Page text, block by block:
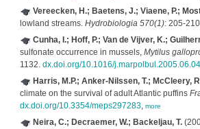
Vereecken, H.; Baetens, J.; Viaene, P.;
lowland streams. Hydrobiologia 570(1): 205-
Cunha, I.; Hoff, P.; Van de Vijver, K.;
sulfonate occurrence in mussels, Mytilus
1132. dx.doi.org/10.1016/
Harris, M.P.; Anker-Nilssen, T.; McCleery,
climate on the survival of adult Atlantic puffins
dx.doi.org/10.3354/meps297283, more
Neira, C.; Decraemer, W.; Backeljau, T.